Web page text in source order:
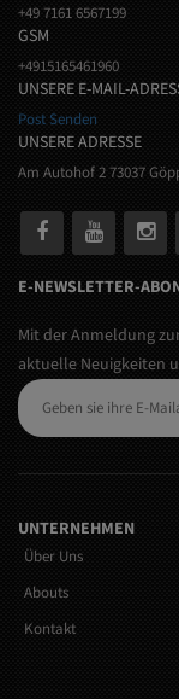
+49 7161 6567199
GSM
+4915165461960
UNSERE E-MAIL-
Post Senden
UNSERE ADRESSE
Am Autohof 2 73037
E-NEWSLETTER-
Mit der Anmeldung
aktuelle Neuigkeiten
UNTERNEHMEN
Über Uns
Abouts
Kontakt